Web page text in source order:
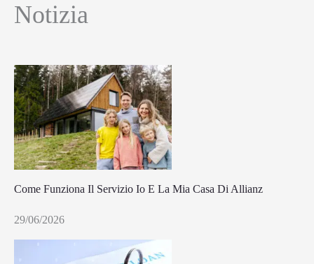
Notizia
Come Funziona Il Servizio Io E La Mia Casa Di Allianz
29/06/2026